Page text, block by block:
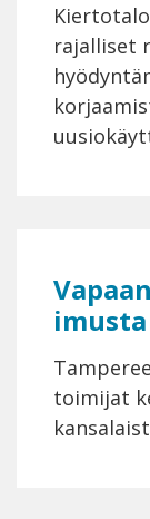
rajalliset
imusta
toimijat